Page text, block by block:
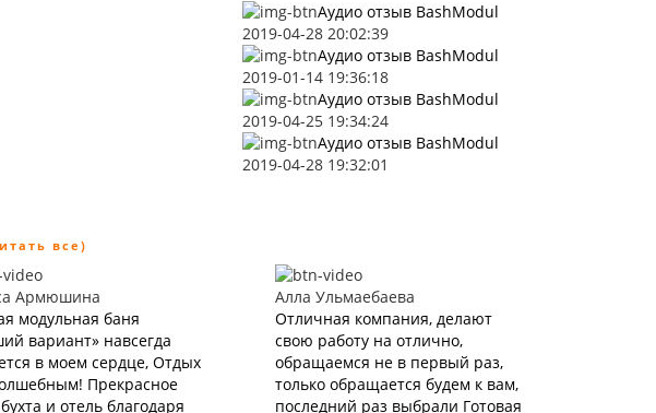
Аудио отзыв BashModul
2019-04-28 20:02:39
Аудио отзыв BashModul
2019-01-14 19:36:18
Аудио отзыв BashModul
2019-04-25 19:34:24
Аудио отзыв BashModul
2019-04-28 19:32:01
все)
Армюшина
модульная баня
вариант» навсегда
в моем сердце, Отдых
Прекрасное
и отель благодаря
Алла Ульмаебаева
Отличная компания, делают
свою работу на отлично,
обращаемся не в первый раз,
только обращается будем к вам,
последний раз выбрали Готовая